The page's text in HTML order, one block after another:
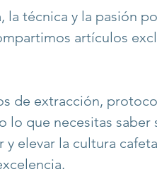
técnica y la pasión
artículos
de extracción,
que necesitas
elevar la cultura